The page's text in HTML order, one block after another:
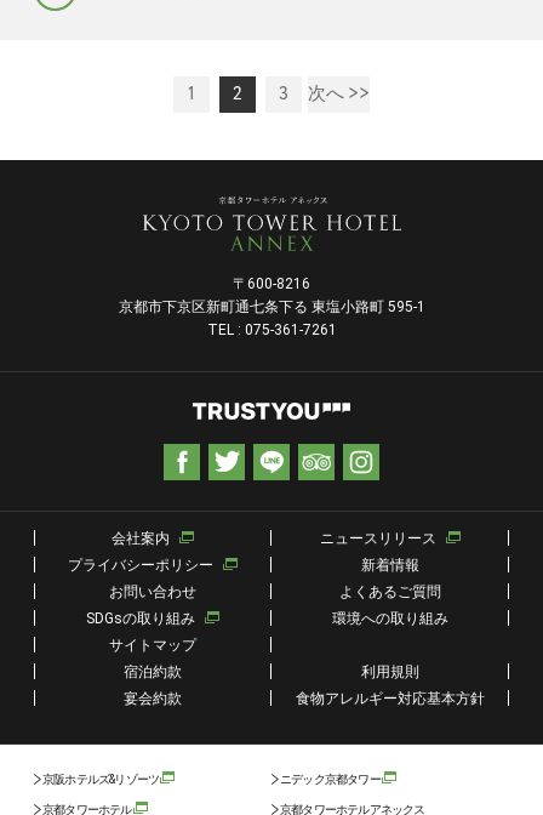
1 2 3 次へ >>
〒600-8216
京都市下京区新町通七条下る 東塩小路町 595-1
TEL : 075-361-7261
会社案内
ニュースリリース
プライバシーポリシー
新着情報
お問い合わせ
よくあるご質問
SDGsの取り組み
環境への取り組み
サイトマップ
宿泊約款
利用規則
宴会約款
食物アレルギー対応基本方針
京阪ホテルズ&リゾーツ ニデック京都タワー
京都タワーホテル 京都タワーホテルアネックス